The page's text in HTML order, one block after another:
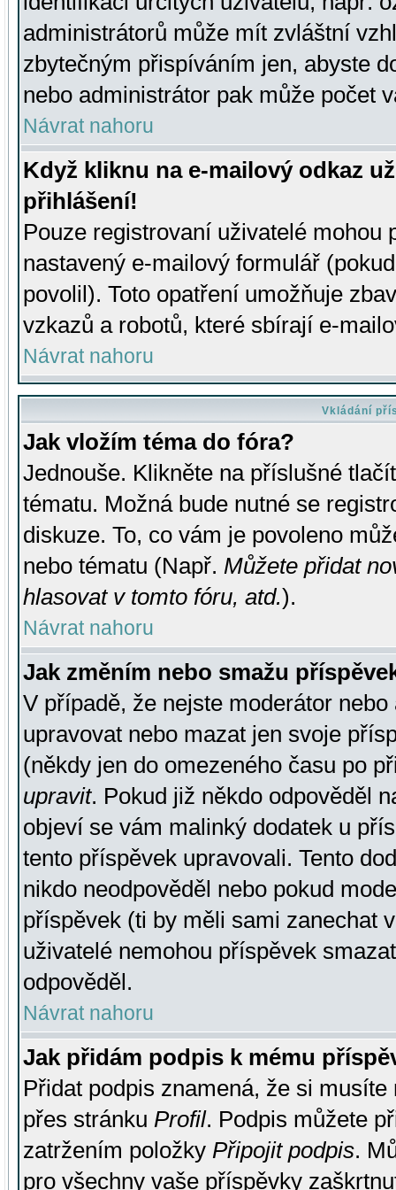
administrátorů může mít zvláštní
zbytečným přispíváním jen, abyste
nebo administrátor pak může počet
Návrat nahoru
Když kliknu na e-mailový odkaz
přihlášení!
Pouze registrovaní uživatelé mohou
nastavený e-mailový formulář
povolil). Toto opatření umožňuje
vzkazů a robotů, které sbírají e-
Návrat nahoru
Vkládání
Jak vložím téma do fóra?
Jednouše. Klikněte na příslušné
tématu. Možná bude nutné se
diskuze. To, co vám je povoleno
nebo tématu (Např. Můžete přidat
hlasovat v tomto fóru, atd.).
Návrat nahoru
Jak změním nebo smažu
V případě, že nejste moderátor
upravovat nebo mazat jen svoje
(někdy jen do omezeného času po
upravit. Pokud již někdo odpověděl
objeví se vám malinký dodatek u
tento příspěvek upravovali. Tento
nikdo neodpověděl nebo pokud
příspěvek (ti by měli sami zanechat
uživatelé nemohou příspěvek
odpověděl.
Návrat nahoru
Jak přidám podpis k mému
Přidat podpis znamená, že si
přes stránku Profil. Podpis můžete
zatržením položky Připojit podpis.
pro všechny vaše příspěvky